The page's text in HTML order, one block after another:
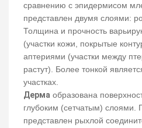
сравнению с эпидермисом
представлен двумя слоями:
Толщина и прочность
(участки кожи, покрытые
аптериями (участки между
растут). Более тонкой
участках.
Дерма образована
глубоким (сетчатым) слоями.
представлен рыхлой